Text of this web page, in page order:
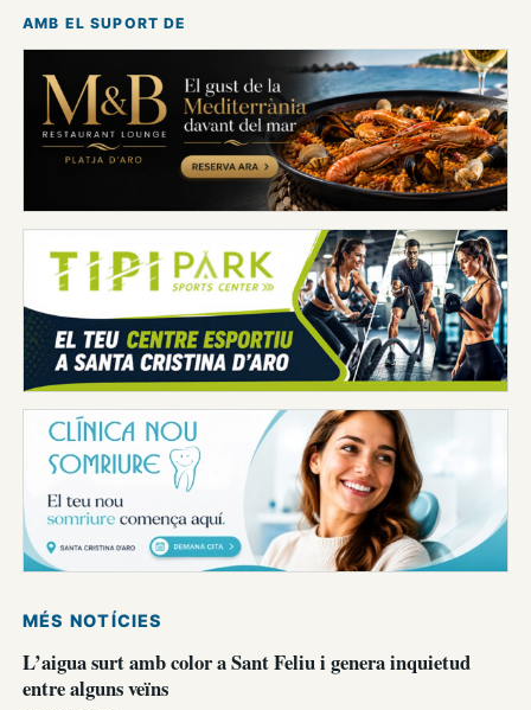
AMB EL SUPORT DE
MÉS NOTÍCIES
L’aigua surt amb color a Sant Feliu i genera inquietud
entre alguns veïns